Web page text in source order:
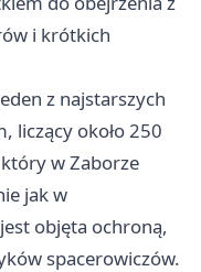
i krótkich
z najstarszych
liczący około 250
w Zaborze
jak w
objęta ochroną,
spacerowiczów.